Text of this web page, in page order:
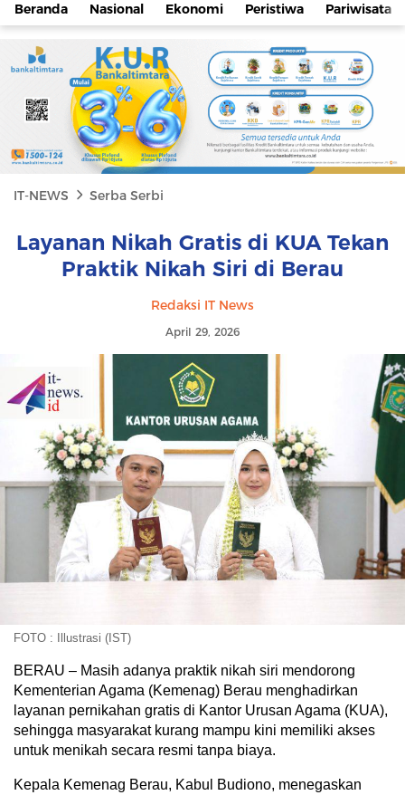
Beranda Nasional Ekonomi Peristiwa Pariwisata
IT-NEWS Serba Serbi
Layanan Nikah Gratis di KUA Tekan
Praktik Nikah Siri di Berau
Redaksi IT News
April 29, 2026
FOTO : Illustrasi (IST)
BERAU – Masih adanya praktik nikah siri mendorong
Kementerian Agama (Kemenag) Berau menghadirkan
layanan pernikahan gratis di Kantor Urusan Agama (KUA),
sehingga masyarakat kurang mampu kini memiliki akses
untuk menikah secara resmi tanpa biaya.
Kepala Kemenag Berau, Kabul Budiono, menegaskan